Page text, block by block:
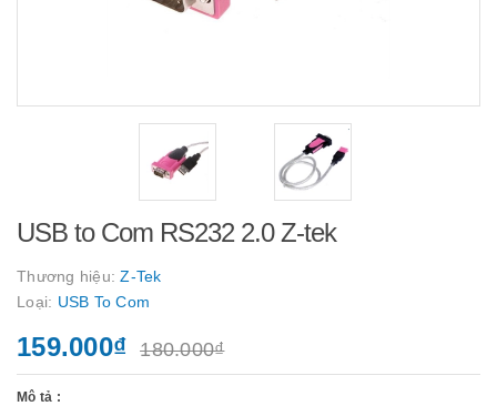
USB to Com RS232 2.0 Z-tek
Thương hiệu:Z-Tek
Loại: USB To Com
159.000₫ 180.000₫
Mô tả :